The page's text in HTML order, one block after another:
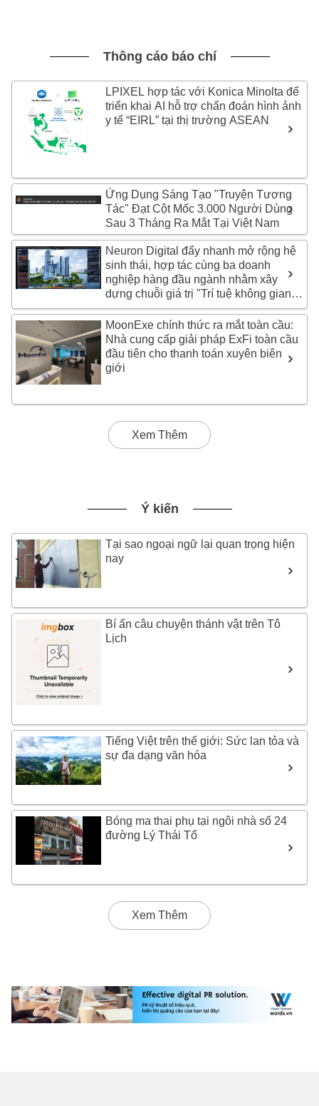
Thông cáo báo chí
LPIXEL hợp tác với Konica Minolta để
triển khai AI hỗ trợ chẩn đoán hình ảnh
y tế “EIRL” tại thị trường ASEAN
Ứng Dụng Sáng Tạo "Truyện Tương
Tác" Đạt Cột Mốc 3.000 Người Dùng
Sau 3 Tháng Ra Mắt Tại Việt Nam
Neuron Digital đẩy nhanh mở rộng hệ
sinh thái, hợp tác cùng ba doanh
nghiệp hàng đầu ngành nhằm xây
dựng chuỗi giá trị "Trí tuệ không gian
tòa nhà" toàn diện tại Trung Quốc
MoonExe chính thức ra mắt toàn cầu:
Nhà cung cấp giải pháp ExFi toàn cầu
đầu tiên cho thanh toán xuyên biên
giới
Xem Thêm
Ý kiến
Tại sao ngoại ngữ lại quan trọng hiện
nay
Bí ẩn câu chuyện thánh vật trên Tô
Lịch
Tiếng Việt trên thế giới: Sức lan tỏa và
sự đa dạng văn hóa
Bóng ma thai phụ tại ngôi nhà số 24
đường Lý Thái Tổ
Xem Thêm